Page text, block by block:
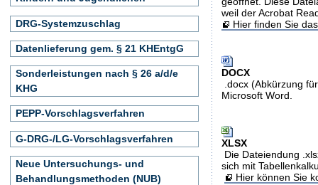
weil der Acrobat
Hier finden Sie
DOCX
.docx (Abkürzung
Microsoft Word.
XLSX
Die Dateiendung
sich mit
Hier können Sie
DRG-Systemzuschlag
Datenlieferung gem. § 21 KHEntgG
Sonderleistungen nach § 26 a/d/e
KHG
PEPP-Vorschlagsverfahren
G-DRG-/LG-Vorschlagsverfahren
Neue Untersuchungs- und
Behandlungsmethoden (NUB)